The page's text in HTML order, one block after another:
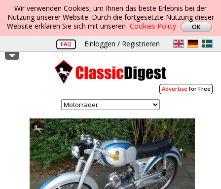
Wir verwenden Cookies, um Ihnen das beste Erlebnis bei der
Nutzung unserer Website. Durch die fortgesetzte Nutzung dieser
Website erklären Sie sich mit unseren Cookies Policy
FAQ Einloggen / Registrieren
Advertisefor Free